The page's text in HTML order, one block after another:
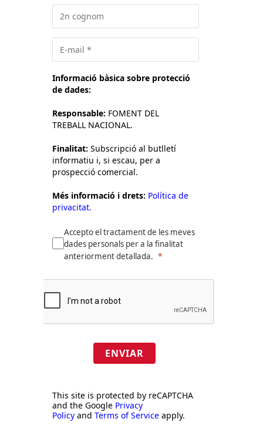
Informació bàsica sobre protecció
de dades:
Responsable: FOMENT DEL
TREBALL NACIONAL.
Finalitat: Subscripció al butlletí
informatiu i, si escau, per a
prospecció comercial.
Més informació i drets: Política de
privacitat.
Accepto el tractament de les meves
dades personals per a la finalitat
anteriorment detallada.
ENVIAR
This site is protected by reCAPTCHA
and the Google Privacy
Policy and Terms of Service apply.